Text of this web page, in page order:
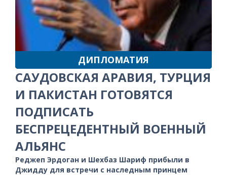
ДИПЛОМАТИЯ
САУДОВСКАЯ АРАВИЯ, ТУРЦИЯ
И ПАКИСТАН ГОТОВЯТСЯ
ПОДПИСАТЬ
БЕСПРЕЦЕДЕНТНЫЙ ВОЕННЫЙ
АЛЬЯНС
Реджеп Эрдоган и Шехбаз Шариф прибыли в
Джидду для встречи с наследным принцем